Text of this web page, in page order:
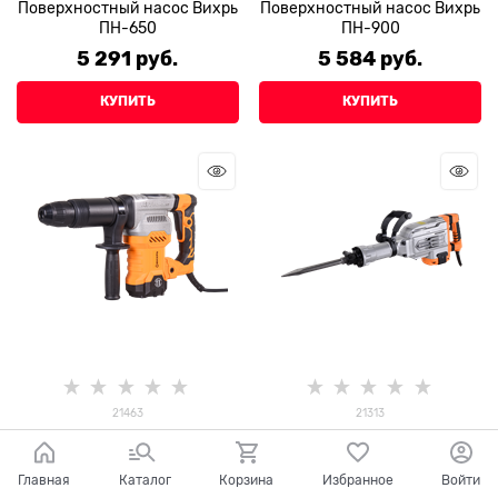
Поверхностный насос Вихрь
ПН-650
5 291 руб.
КУПИТЬ
Поверхностный насос Вихрь
ПН-900
5 584 руб.
КУПИТЬ
21463
Отбойный молоток
ОМ-1600М Вихрь
21313
Отбойный молоток
электрический Вихрь
ОМ-65А
Главная Каталог Корзина Избранное Войти